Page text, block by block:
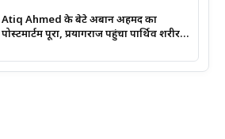
Atiq Ahmed के बेटे अबान अहमद का
पोस्टमार्टम पूरा, प्रयागराज पहुंचा पार्थिव शरीर;